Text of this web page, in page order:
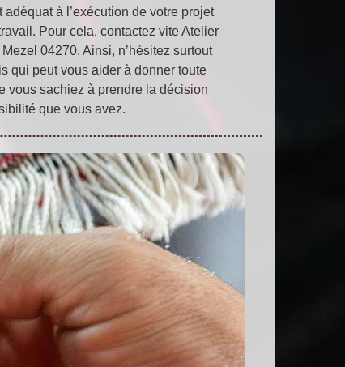
à l’exécution de votre projet
Pour cela, contactez vite Atelier
04270. Ainsi, n’hésitez surtout
qui peut vous aider à donner toute
vous sachiez à prendre la décision
que vous avez.